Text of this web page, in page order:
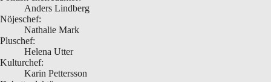
Anders Lindberg
Nöjeschef:
Nathalie Mark
Pluschef:
Helena Utter
Kulturchef:
Karin Pettersson